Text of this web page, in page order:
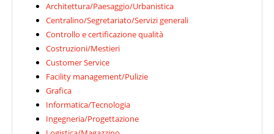
EN
FR
IT
Architettura/Paesaggio/Urbanistica
Centralino/Segretariato/Servizi generali
Controllo e certificazione qualità
Costruzioni/Mestieri
Customer Service
Facility management/Pulizie
Grafica
Informatica/Tecnologia
Ingegneria/Progettazione